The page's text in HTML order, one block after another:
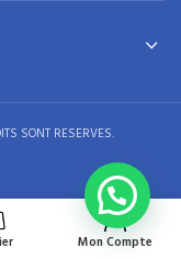
SONT RESERVES.
Mon Compte